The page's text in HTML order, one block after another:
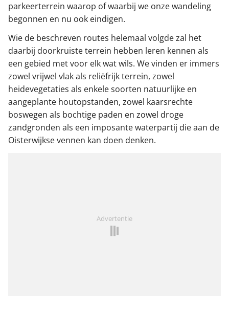
parkeerterrein waarop of waarbij we onze wandeling
begonnen en nu ook eindigen.
Wie de beschreven routes helemaal volgde zal het
daarbij doorkruiste terrein hebben leren kennen als
een gebied met voor elk wat wils. We vinden er immers
zowel vrijwel vlak als reliëfrijk terrein, zowel
heidevegetaties als enkele soorten natuurlijke en
aangeplante houtopstanden, zowel kaarsrechte
boswegen als bochtige paden en zowel droge
zandgronden als een imposante waterpartij die aan de
Oisterwijkse vennen kan doen denken.
Advertentie